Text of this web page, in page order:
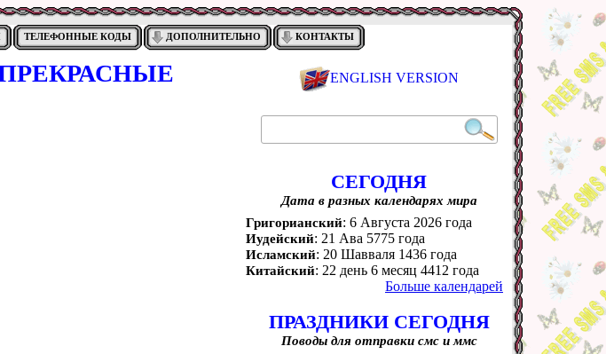
ТЕЛЕФОННЫЕ КОДЫ ДОПОЛНИТЕЛЬНО КОНТАКТЫ
ENGLISH VERSION
СЕГОДНЯ
Дата в разных календарях мира
Григорианский: 6 Августа 2026 года
Иудейский: 21 Ава 5775 года
Исламский: 20 Шавваля 1436 года
Китайский: 22 день 6 месяц 4412 года
Больше календарей
ПРАЗДНИКИ СЕГОДНЯ
Поводы для отправки смс и ммс